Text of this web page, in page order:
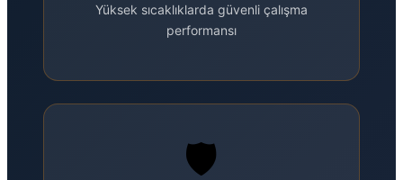
Yüksek sıcaklıklarda güvenli çalışma
performansı
🛡️